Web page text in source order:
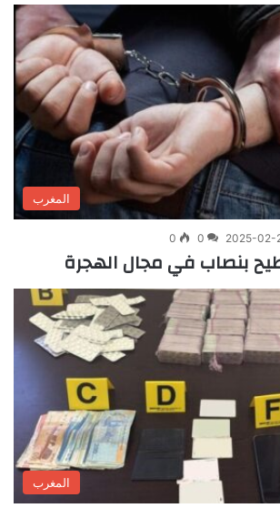
المغرب
2025-02-
0
0
بنصاب في مجال الهجرة
المغرب